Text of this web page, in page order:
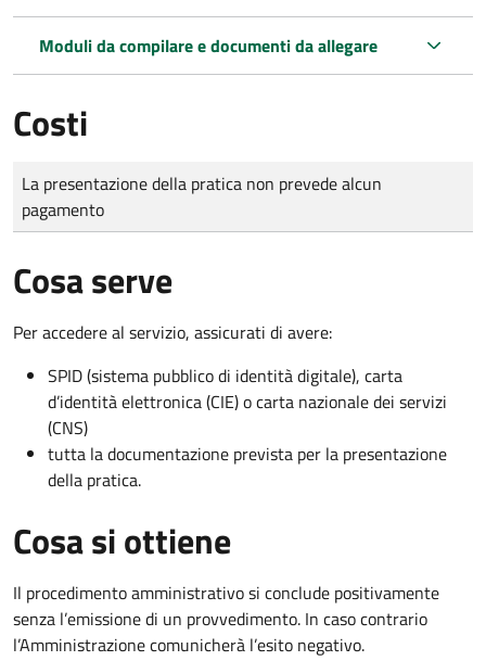
Moduli da compilare e documenti da allegare
Costi
Tipo di pagamento
Importo
La presentazione della pratica non prevede alcun
pagamento
Cosa serve
Per accedere al servizio, assicurati di avere:
SPID (sistema pubblico di identità digitale), carta
d’identità elettronica (CIE) o carta nazionale dei servizi
(CNS)
tutta la documentazione prevista per la presentazione
della pratica.
Cosa si ottiene
Il procedimento amministrativo si conclude positivamente
senza l’emissione di un provvedimento. In caso contrario
l’Amministrazione comunicherà l’esito negativo.